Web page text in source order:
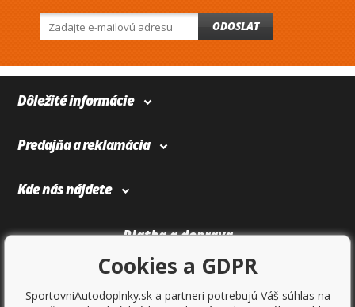
ODOSLAT
Dôležité informácie
Predajňa a reklamácia
Kde nás nájdete
Platba a doprava
Cookies a GDPR
SportovniAutodoplnky.sk a partneri potrebujú Váš súhlas na